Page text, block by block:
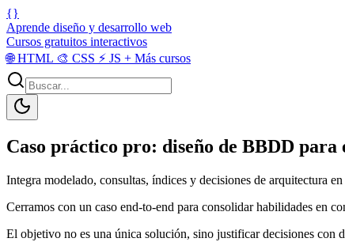
{}
Aprende diseño y desarrollo web
Cursos gratuitos interactivos
🌐HTML 🎨 CSS ⚡ JS + Más cursos
Caso práctico pro: diseño de BBDD para
Integra modelado, consultas, índices y decisiones de arquitectura
Cerramos con un caso end-to-end para consolidar habilidades en
El objetivo no es una única solución, sino justificar decisiones con